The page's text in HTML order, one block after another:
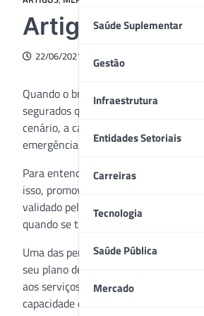
Saúde Suplementar
Gestão
Infraestrutura
Entidades Setoriais
Carreiras
Tecnologia
Saúde Pública
Mercado
Artigo – O que
22/06/2021
Quando o brasileiro contrata um
segurados querem a garantia de que
cenário, a capilaridade da rede
emergência ganham importância
Para entender se estamos no
isso, promovemos em conjunto com
validado pela ANS, nos ajuda a
quando se trata da satisfação geral
Uma das perguntas dizia “nos
seu plano de saúde assim que
aos serviços de urgência e
capacidade de adaptação e nossa